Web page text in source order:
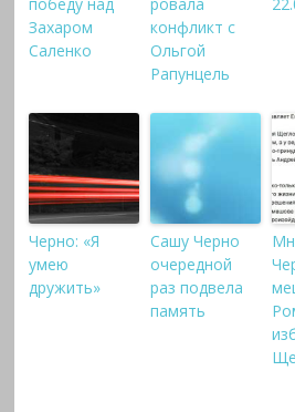
победу над
Захаром
Саленко
ровала
конфликт с
Ольгой
Рапунцель
Черно: «Я
умею
дружить»
Сашу Черно
очередной
раз подвела
память